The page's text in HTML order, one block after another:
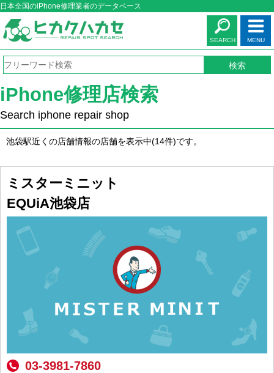
日本全国のiPhone修理業者のデータベース
SEARCH MENU
iPhone修理店検索
Search iphone repair shop
池袋駅近くの店舗情報の店舗を表示中(14件)です。
ミスターミニット
EQUiA池袋店
03-3981-7860